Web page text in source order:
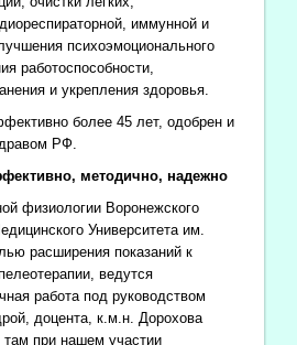
иммунной и
психоэмоционального
работоспособности,
и укрепления здоровья.
более 45 лет, одобрен и
РФ.
методично, надежно
физиологии Воронежского
Университета им.
расширения показаний к
ведутся
работа под руководством
доцента, к.м.н. Дорохова
при нашем участии